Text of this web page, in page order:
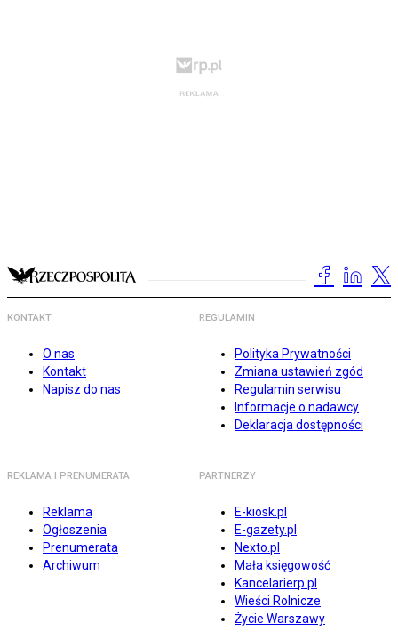
KONTAKT
O nas
Kontakt
Napisz do nas
REGULAMIN
Polityka Prywatności
Zmiana ustawień zgód
Regulamin serwisu
Informacje o nadawcy
Deklaracja dostępności
REKLAMA I PRENUMERATA
Reklama
Ogłoszenia
Prenumerata
Archiwum
PARTNERZY
E-kiosk.pl
E-gazety.pl
Nexto.pl
Mała księgowość
Kancelarierp.pl
Wieści Rolnicze
Życie Warszawy